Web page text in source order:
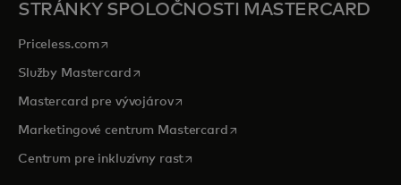
STRÁNKY SPOLOČNOSTI MASTERCARD
Priceless.com opens in a new tab
Služby Mastercardopens in a new tab
Mastercard pre vývojárovopens in a new tab
Marketingové centrum Mastercardopens in a new tab
Centrum pre inkluzívny rastopens in a new tab